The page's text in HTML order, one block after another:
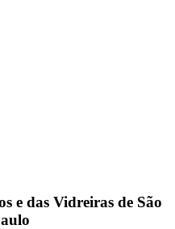
e das Vidreiras de São